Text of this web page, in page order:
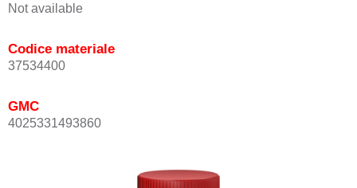
Not available
Codice materiale
37534400
GMC
4025331493860